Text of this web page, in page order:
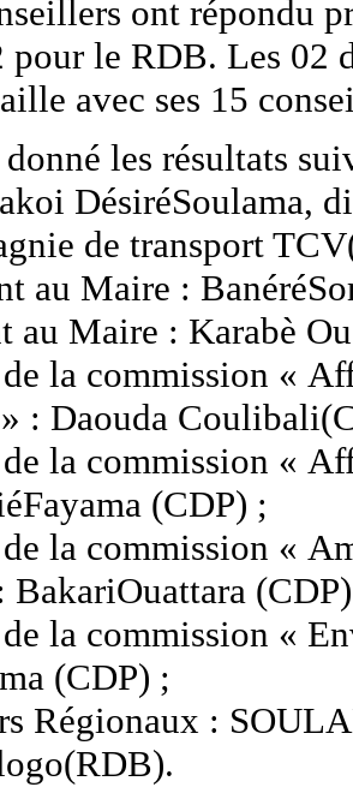
ont répondu
pour le RDB. Les 02
avec ses 15
les résultats
DésiréSoulama,
de transport
au Maire :
au Maire : Karabè
la commission «
: Daouda
la commission «
(CDP) ;
la commission «
BakariOuattara
la commission «
(CDP) ;
Régionaux :